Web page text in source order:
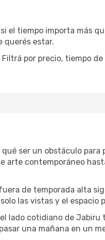
el tiempo importa más
querés estar.
por precio, tiempo
qué ser un obstáculo
arte contemporáneo
de temporada alta
las vistas y el espacio
lado cotidiano de
una mañana en un